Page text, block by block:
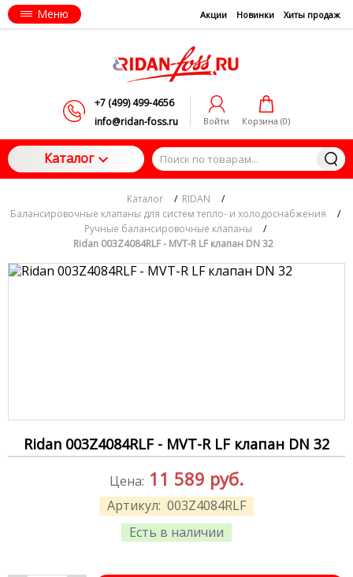
Меню Акции Новинки Хиты продаж
+7 (499) 499-4656
info@ridan-foss.ru
Войти Корзина (0)
Каталог
Каталог / RIDAN
/
Балансировочные клапаны для систем тепло- и холодоснабжения
/
Ручные балансировочные клапаны
/
Ridan 003Z4084RLF - MVT-R LF клапан DN 32
Ridan 003Z4084RLF - MVT-R LF клапан DN 32
Артикул: 003Z4084RLF
Есть в наличии
Цена: 11 589 руб.